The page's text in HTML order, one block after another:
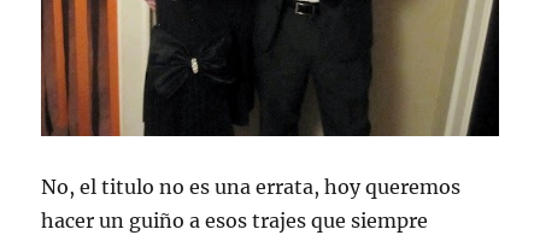
No, el titulo no es una errata, hoy queremos
hacer un guiño a esos trajes que siempre